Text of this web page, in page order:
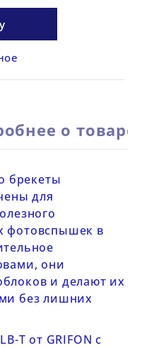
о товаре
брекеты
для
фотовспышек в
они
и делают их
без лишних
T от GRIFON с